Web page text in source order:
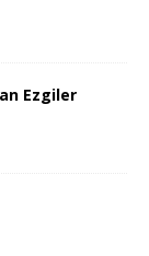
Ezgiler